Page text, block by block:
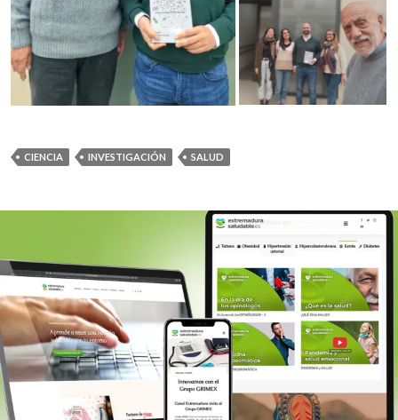
CIENCIA INVESTIGACIÓN SALUD